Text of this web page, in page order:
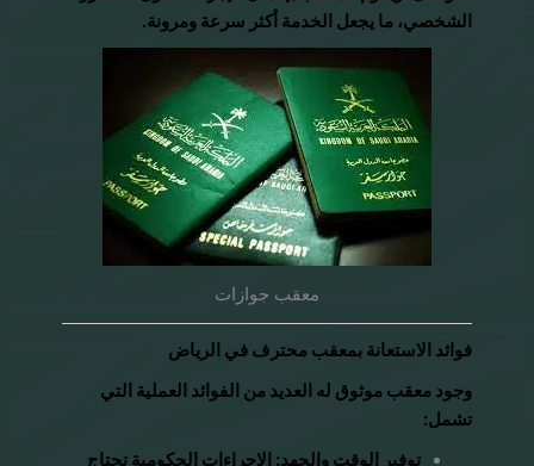
الشخصي، ما يجعل الخدمة أكثر سرعة ومرونة.
معقب جوازات
فوائد الاستعانة بمعقب محترف في الرياض
وجود معقب موثوق له العديد من الفوائد العملية التي
تشمل:
توفير الوقت والجهد: الإجراءات الحكومية تحتاج